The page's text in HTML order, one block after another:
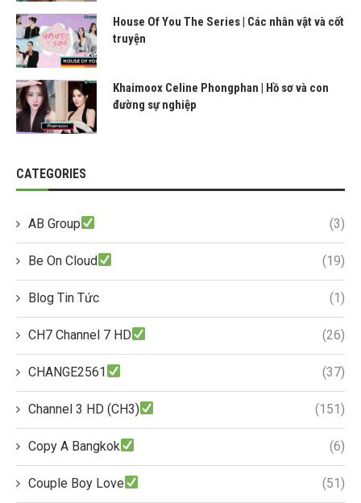
House Of You The Series | Các nhân vật và cốt
truyện
Khaimoox Celine Phongphan | Hồ sơ và con
đường sự nghiệp
CATEGORIES
AB Group (3)
Be On Cloud (19)
Blog Tin Tức (1)
CH7 Channel 7 HD (26)
CHANGE2561 (37)
Channel 3 HD (CH3) (151)
Copy A Bangkok (6)
Couple Boy Love (51)